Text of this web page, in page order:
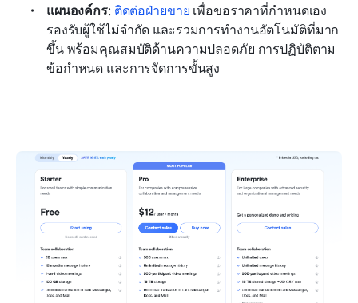
แผนองค์กร: ติดต่อฝ่ายขาย เพื่อขอราคาที่กำหนดเอง
รองรับผู้ใช้ไม่จำกัด และรวมการทำงานอัตโนมัติที่มาก
ขึ้น พร้อมคุณสมบัติด้านความปลอดภัย การปฏิบัติตาม
ข้อกำหนด และการจัดการขั้นสูง